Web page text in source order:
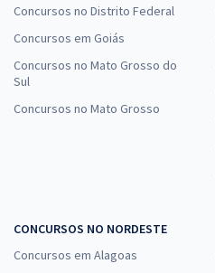
Concursos no Distrito Federal
Concursos em Goiás
Concursos no Mato Grosso do
Sul
Concursos no Mato Grosso
CONCURSOS NO NORDESTE
Concursos em Alagoas